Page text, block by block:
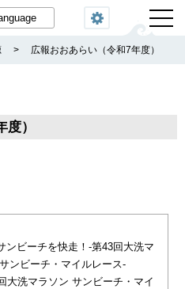
閲覧機能
> 広報おおあらい（令和7年度）
）
ンビーチを快走！-第43回大洗マ
ンビーチ・マイルレース-
大洗マラソン サンビーチ・マイ